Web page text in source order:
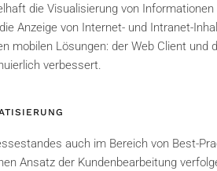
die Visualisierung von
Anzeige von Internet- und Intranet-
Lösungen: der Web Client und
verbessert.
auch im Bereich von Best-
Ansatz der Kundenbearbeitung